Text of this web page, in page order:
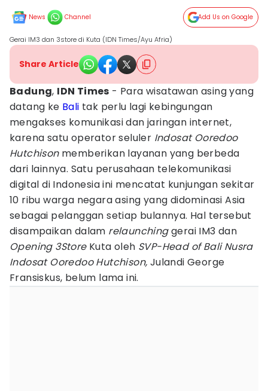
News Channel Add Us on Google
Gerai IM3 dan 3store di Kuta (IDN Times/Ayu Afria)
Share Article
Badung, IDN Times - Para wisatawan asing yang
datang ke Bali tak perlu lagi kebingungan
mengakses komunikasi dan jaringan internet,
karena satu operator seluler Indosat Ooredoo
Hutchisonmemberikan layanan yang berbeda
dari lainnya. Satu perusahaan telekomunikasi
digital di Indonesia ini mencatat kunjungan sekitar
10 ribu warga negara asing yang didominasi Asia
sebagai pelanggan setiap bulannya. Hal tersebut
disampaikan dalam relaunchinggerai IM3 dan
Opening 3StoreKuta oleh SVP-Head of Bali Nusra
Indosat Ooredoo Hutchison, Julandi George
Fransiskus, belum lama ini.